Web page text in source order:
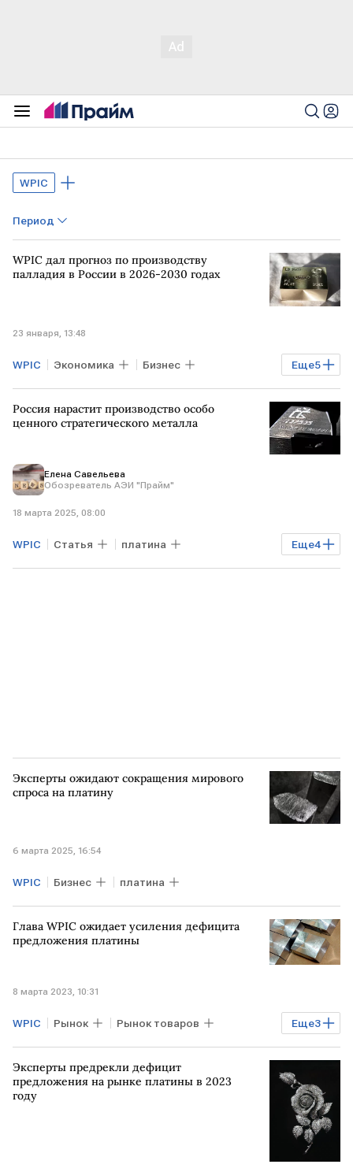
WPIC
Период
WPIC дал прогноз по производству
палладия в России в 2026-2030 годах
23 января, 13:48
Еще5
WPIC Экономика Бизнес
Промышленность РФ ЮАР
ЗИМБАБВЕ палладий
Россия нарастит производство особо
ценного стратегического металла
Елена Савельева
Обозреватель АЭИ "Прайм"
18 марта 2025, 08:00
Еще4
WPIC Статья платина
Промышленность США ЮАР
Эксперты ожидают сокращения мирового
спроса на платину
6 марта 2025, 16:54
WPIC Бизнес платина
Глава WPIC ожидает усиления дефицита
предложения платины
8 марта 2023, 10:31
Еще3
WPIC Рынок Рынок товаров
Торги спрос платина
драгоценные металлы
Эксперты предрекли дефицит
предложения на рынке платины в 2023
году